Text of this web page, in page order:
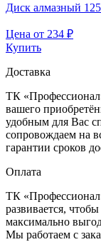
Диск алмазный
Цена от 234 ₽
Купить
Доставка
ТК
вашего
удобным для Вас
сопровождаем на
гарантии сроков
Оплата
ТК
развивается,
максимально
Мы работаем с